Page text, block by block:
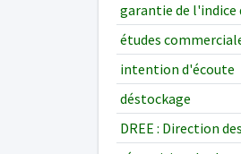
garantie de l'indice
études
intention d'écoute
déstockage
DREE : Direction